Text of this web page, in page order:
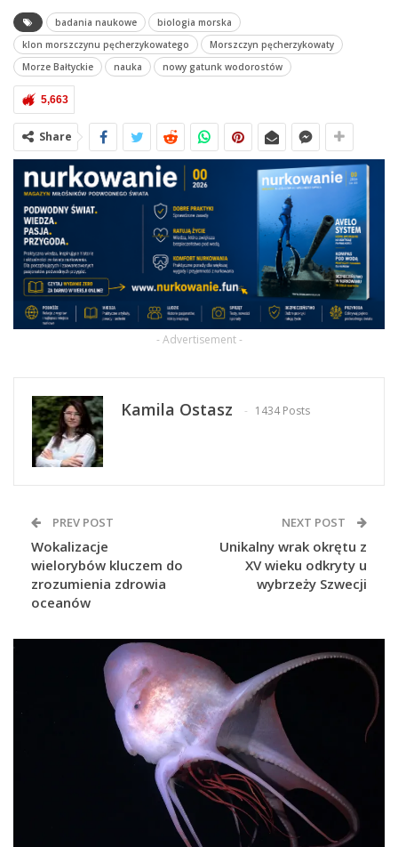
badania naukowe
biologia morska
klon morszczynu pęcherzykowatego
Morszczyn pęcherzykowaty
Morze Bałtyckie
nauka nowy gatunk wodorostów
5,663
Share
- Advertisement -
Kamila Ostasz 1434 Posts
PREV POST
Wokalizacje
wielorybów kluczem do
zrozumienia zdrowia
oceanów
NEXT POST
Unikalny wrak okrętu z
XV wieku odkryty u
wybrzeży Szwecji